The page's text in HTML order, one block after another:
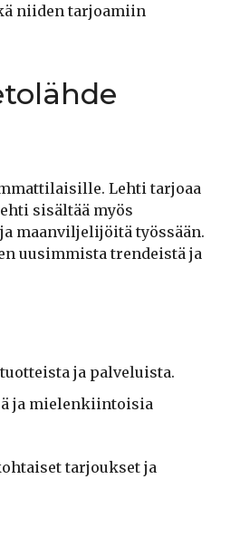
niiden tarjoamiin
Lehti tarjoaa
sisältää myös
maanviljelijöitä työssään.
uusimmista trendeistä ja
ja palveluista.
ja mielenkiintoisia
tarjoukset ja